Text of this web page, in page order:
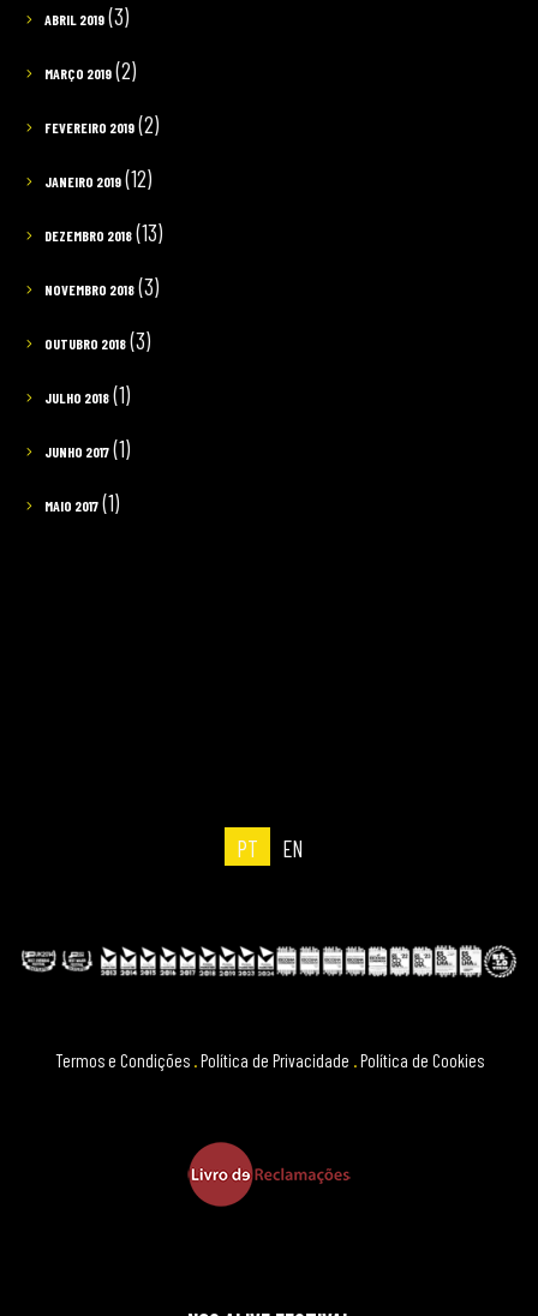
ABRIL 2019(3)
MARÇO 2019(2)
FEVEREIRO 2019(2)
JANEIRO 2019(12)
DEZEMBRO 2018(13)
NOVEMBRO 2018(3)
OUTUBRO 2018(3)
JULHO 2018(1)
JUNHO 2017(1)
MAIO 2017(1)
PT EN
Termos e Condições .Política de Privacidade .Política de Cookies